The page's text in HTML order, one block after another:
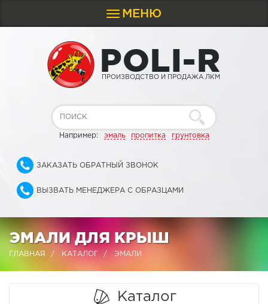
Toggle
navigation
МЕНЮ
POLI-R
ПРОИЗВОДСТВО И ПРОДАЖА ЛКМ
Например: эмаль пропитка грунтовка
ЗАКАЗАТЬ ОБРАТНЫЙ ЗВОНОК
ВЫЗВАТЬ МЕНЕДЖЕРА С ОБРАЗЦАМИ
ЭМАЛИ ДЛЯ КРЫШ
ГЛАВНАЯ КАТАЛОГ ЭМАЛИ
Каталог